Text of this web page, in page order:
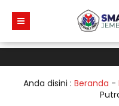
Anda disini : Beranda -